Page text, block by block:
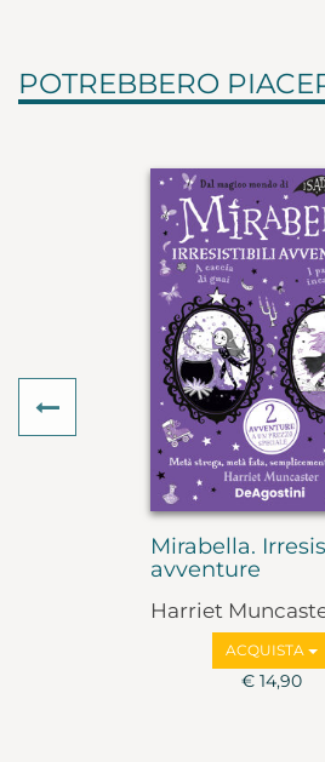
POTREBBERO
Mirabella.
avventure
Harriet
ACQUISTA
€ 14,90
Previous